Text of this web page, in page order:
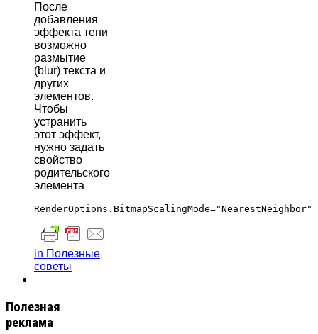
После
добавления
эффекта тени
возможно
размытие
(blur) текста и
других
элементов.
Чтобы
устранить
этот эффект,
нужно задать
свойство
родительского
элемента
in Полезные
советы
Полезная
реклама